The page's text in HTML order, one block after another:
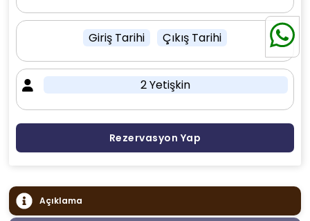
Giriş Tarihi Çıkış Tarihi
2 Yetişkin
Rezervasyon Yap
Açıklama